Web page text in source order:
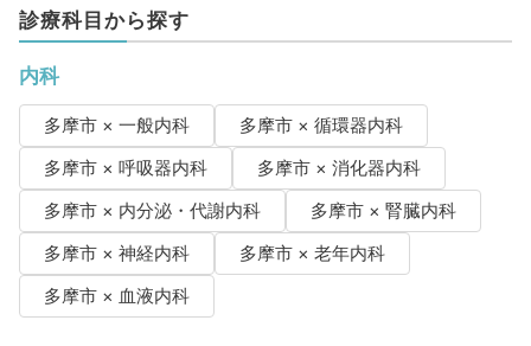
診療科目から探す
内科
多摩市 × 一般内科
多摩市 × 循環器内科
多摩市 × 呼吸器内科
多摩市 × 消化器内科
多摩市 × 内分泌・代謝内科
多摩市 × 腎臓内科
多摩市 × 神経内科
多摩市 × 老年内科
多摩市 × 血液内科